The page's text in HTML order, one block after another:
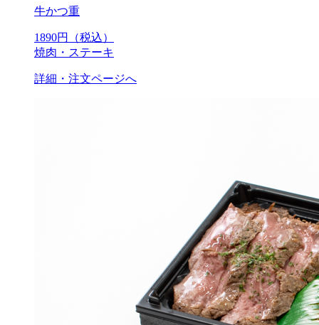
牛かつ重
1890円（税込）
焼肉・ステーキ
詳細・注文ページへ